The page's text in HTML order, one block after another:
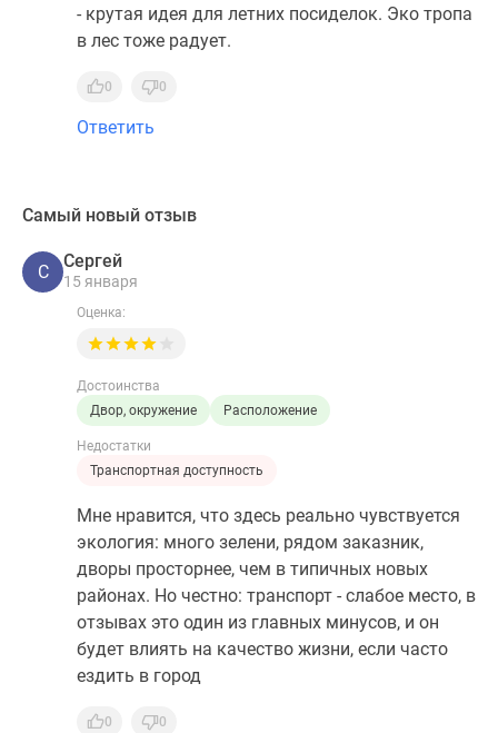
- крутая идея для летних посиделок. Эко тропа
в лес тоже радует.
0 0
Ответить
Самый новый отзыв
С
Сергей
15 января
Оценка:
Достоинства
Двор, окружение
Расположение
Недостатки
Транспортная доступность
Мне нравится, что здесь реально чувствуется
экология: много зелени, рядом заказник,
дворы просторнее, чем в типичных новых
районах. Но честно: транспорт - слабое место, в
отзывах это один из главных минусов, и он
будет влиять на качество жизни, если часто
ездить в город
0 0